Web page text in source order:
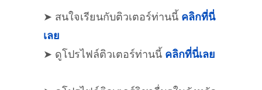
➤ สนใจเรียนกับติวเตอร์ท่านนี้ คลิกที่นี่
เลย
➤ ดูโปรไฟล์ติวเตอร์ท่านนี้ คลิกที่นี่เลย